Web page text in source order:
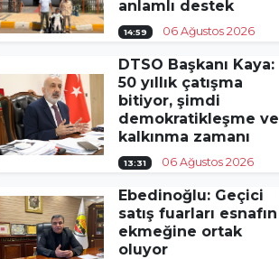
anlamlı destek
14:59 06 Ağustos 2026
DTSO Başkanı Kaya:
50 yıllık çatışma
bitiyor, şimdi
demokratikleşme ve
kalkınma zamanı
13:31 06 Ağustos 2026
Ebedinoğlu: Geçici
satış fuarları esnafın
ekmeğine ortak
oluyor